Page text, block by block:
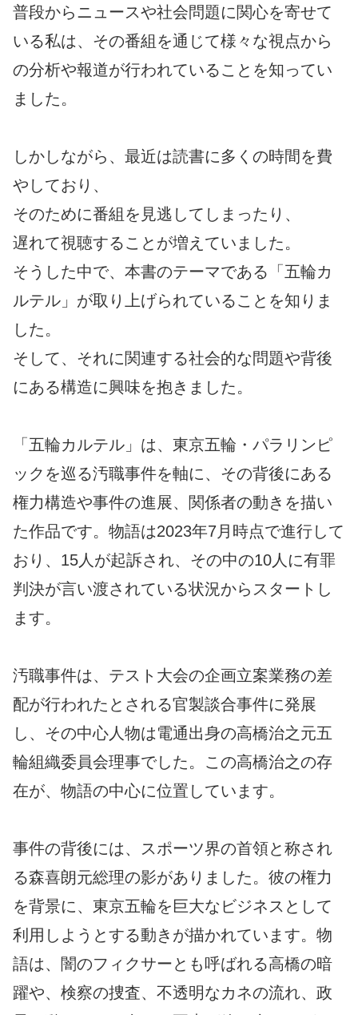
普段からニュースや社会問題に関心を寄せて
いる私は、その番組を通じて様々な視点から
の分析や報道が行われていることを知ってい
ました。
しかしながら、最近は読書に多くの時間を費
やしており、
そのために番組を見逃してしまったり、
遅れて視聴することが増えていました。
そうした中で、本書のテーマである「五輪カ
ルテル」が取り上げられていることを知りま
した。
そして、それに関連する社会的な問題や背後
にある構造に興味を抱きました。
「五輪カルテル」は、東京五輪・パラリンピ
ックを巡る汚職事件を軸に、その背後にある
権力構造や事件の進展、関係者の動きを描い
た作品です。物語は2023年7月時点で進行して
おり、15人が起訴され、その中の10人に有罪
判決が言い渡されている状況からスタートし
ます。
汚職事件は、テスト大会の企画立案業務の差
配が行われたとされる官製談合事件に発展
し、その中心人物は電通出身の高橋治之元五
輪組織委員会理事でした。この高橋治之の存
在が、物語の中心に位置しています。
事件の背後には、スポーツ界の首領と称され
る森喜朗元総理の影がありました。彼の権力
を背景に、東京五輪を巨大なビジネスとして
利用しようとする動きが描かれています。物
語は、闇のフィクサーとも呼ばれる高橋の暗
躍や、検察の捜査、不透明なカネの流れ、政